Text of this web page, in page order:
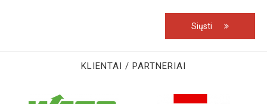
Siųsti
KLIENTAI / PARTNERIAI